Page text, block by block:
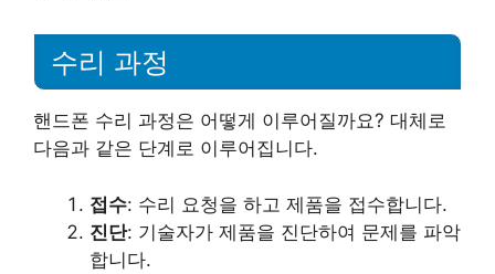
수리 과정
핸드폰 수리 과정은 어떻게 이루어질까요? 대체로
다음과 같은 단계로 이루어집니다.
접수: 수리 요청을 하고 제품을 접수합니다.
진단: 기술자가 제품을 진단하여 문제를 파악
합니다.